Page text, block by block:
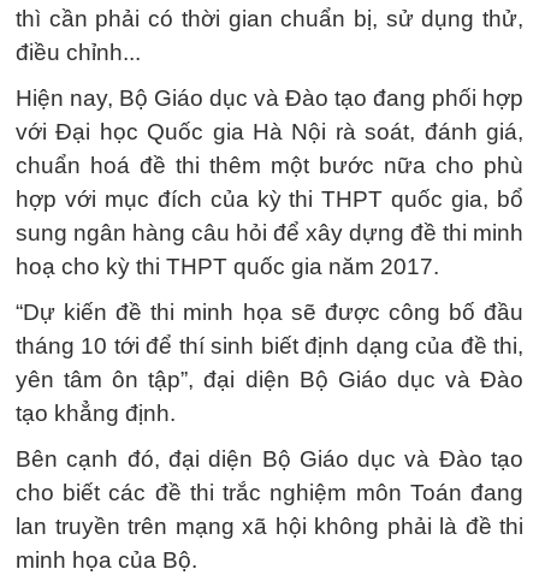
thì cần phải có thời gian chuẩn bị, sử dụng thử,
điều chỉnh...
Hiện nay, Bộ Giáo dục và Đào tạo đang phối hợp
với Đại học Quốc gia Hà Nội rà soát, đánh giá,
chuẩn hoá đề thi thêm một bước nữa cho phù
hợp với mục đích của kỳ thi THPT quốc gia, bổ
sung ngân hàng câu hỏi để xây dựng đề thi minh
hoạ cho kỳ thi THPT quốc gia năm 2017.
“Dự kiến đề thi minh họa sẽ được công bố đầu
tháng 10 tới để thí sinh biết định dạng của đề thi,
yên tâm ôn tập”, đại diện Bộ Giáo dục và Đào
tạo khẳng định.
Bên cạnh đó, đại diện Bộ Giáo dục và Đào tạo
cho biết các đề thi trắc nghiệm môn Toán đang
lan truyền trên mạng xã hội không phải là đề thi
minh họa của Bộ.